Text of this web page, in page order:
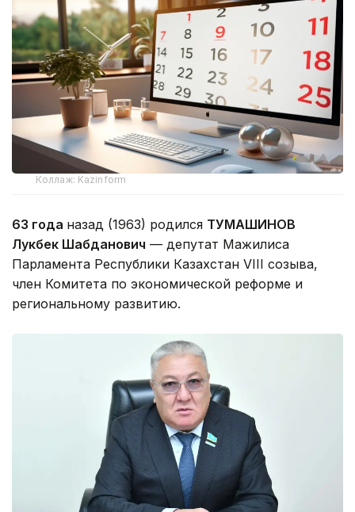
Коллаж: Kazinform
63 года назад (1963) родился ТУМАШИНОВ
Лукбек Шабданович — депутат Мажилиса
Парламента Республики Казахстан VIII созыва,
член Комитета по экономической реформе и
региональному развитию.